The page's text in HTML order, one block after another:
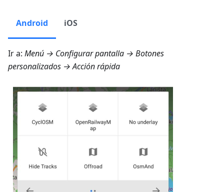
Android iOS
Ir a: Menú → Configurar pantalla → Botones
personalizados → Acción rápida